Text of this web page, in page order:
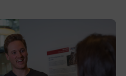
bis zu maximal 30 %
Informationen finden
update.at